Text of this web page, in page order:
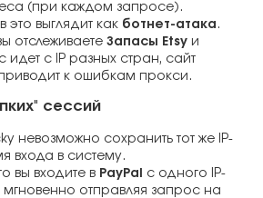
(при каждом запросе).
это выглядит как ботнет-атака .
отслеживаете Запасы Etsy и
идет с IP разных стран, сайт
приводит к ошибкам прокси.
сессий
невозможно сохранить тот же IP-
входа в систему.
вы входите в PayPal
с одного IP-
отправляя запрос на